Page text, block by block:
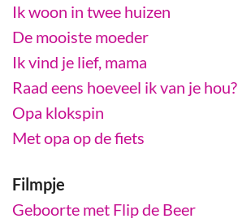
Ik woon in twee huizen
De mooiste moeder
Ik vind je lief, mama
Raad eens hoeveel ik van je hou?
Opa klokspin
Met opa op de fiets
Filmpje
Geboorte met Flip de Beer